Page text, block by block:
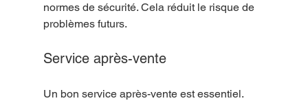
normes de sécurité. Cela réduit le risque de
problèmes futurs.
Service après-vente
Un bon service après-vente est essentiel.